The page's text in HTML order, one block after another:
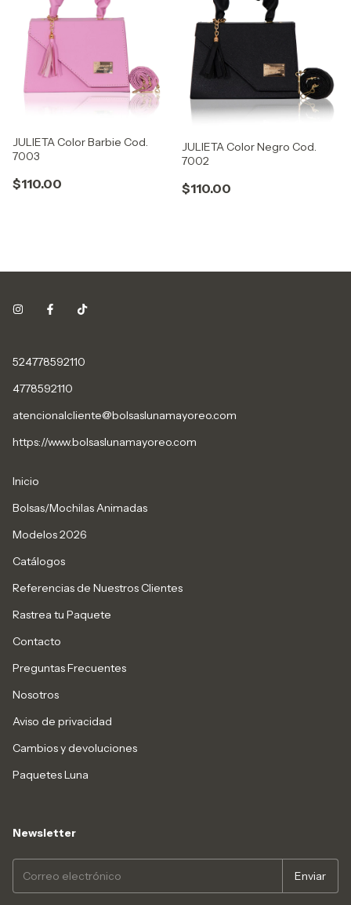
JULIETA Color Barbie Cod.
7003
$110.00
JULIETA Color Negro Cod.
7002
$110.00
524778592110
4778592110
atencionalcliente@bolsaslunamayoreo.com
https://www.bolsaslunamayoreo.com
Inicio
Bolsas/Mochilas Animadas
Modelos 2026
Catálogos
Referencias de Nuestros Clientes
Rastrea tu Paquete
Contacto
Preguntas Frecuentes
Nosotros
Aviso de privacidad
Cambios y devoluciones
Paquetes Luna
Newsletter